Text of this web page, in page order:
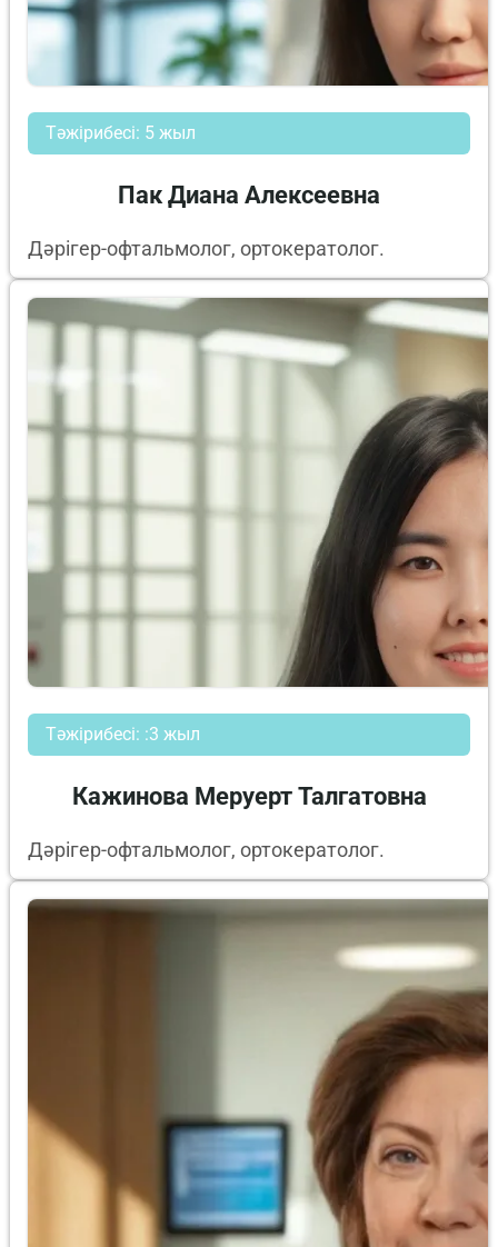
Тәжірибесі: 5 жыл
Пак Диана Алексеевна
Дәрігер-офтальмолог, ортокератолог.
Тәжірибесі: :3 жыл
Кажинова Меруерт Талгатовна
Дәрігер-офтальмолог, ортокератолог.